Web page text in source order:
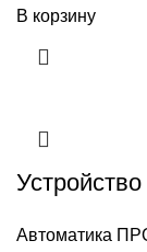
В корзину
Автоматика